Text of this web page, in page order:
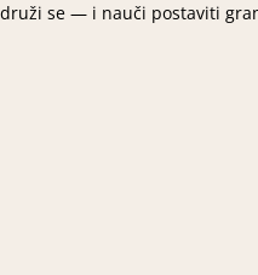
se — i nauči postaviti